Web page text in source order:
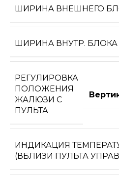
ШИРИНА ВНЕШНЕГО
ШИРИНА ВНУТР. БЛОКА
РЕГУЛИРОВКА
ПОЛОЖЕНИЯ
ЖАЛЮЗИ С
ПУЛЬТА
ИНДИКАЦИЯ
(ВБЛИЗИ ПУЛЬТА